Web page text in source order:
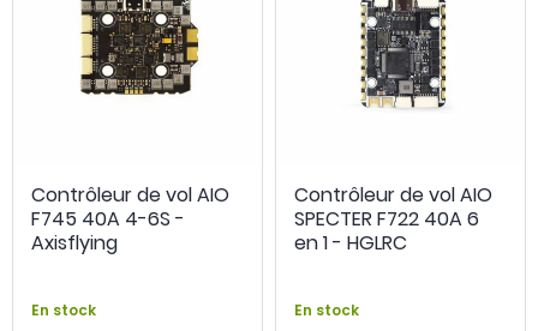
Contrôleur de vol AIO
F745 40A 4-6S -
Axisflying
En stock
Contrôleur de vol AIO
SPECTER F722 40A 6
en 1 - HGLRC
En stock